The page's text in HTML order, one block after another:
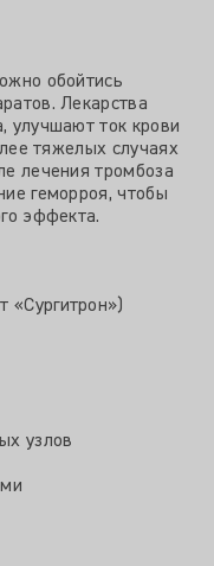
обойтись
Лекарства
улучшают ток крови
тяжелых случаях
лечения тромбоза
геморроя, чтобы
эффекта.
«Сургитрон»)
узлов